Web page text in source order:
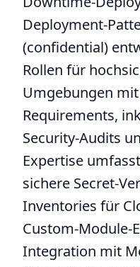
Deployment-
(confidential)
Rollen für
Umgebungen
Requirements,
Security-Audits
Expertise
sichere Secret-
Inventories für
Custom-Module-
Integration mit